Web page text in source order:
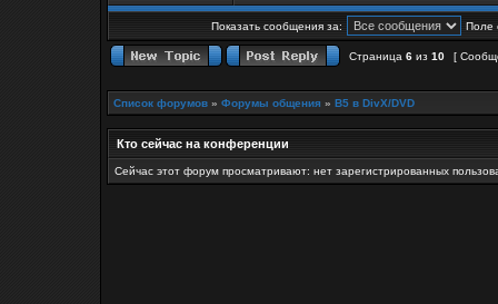
Показать сообщения за: Поле
Страница 6 из 10 [
Список форумов » Форумы общения » B5 в DivX/DVD
Кто сейчас на конференции
Сейчас этот форум просматривают: нет зарегистрированных